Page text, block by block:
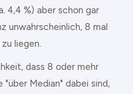
4,4 %) aber schon gar
unwahrscheinlich, 8 mal
liegen.
dass 8 oder mehr
Median" dabei sind,